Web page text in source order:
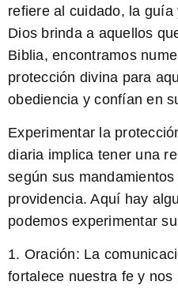
refiere al cuidado, la
Dios brinda a aquellos
Biblia, encontramos
protección divina para
obediencia y confían en
Experimentar la
diaria implica tener una
según sus
providencia. Aquí hay
podemos experimentar
1. Oración: La
fortalece nuestra fe y